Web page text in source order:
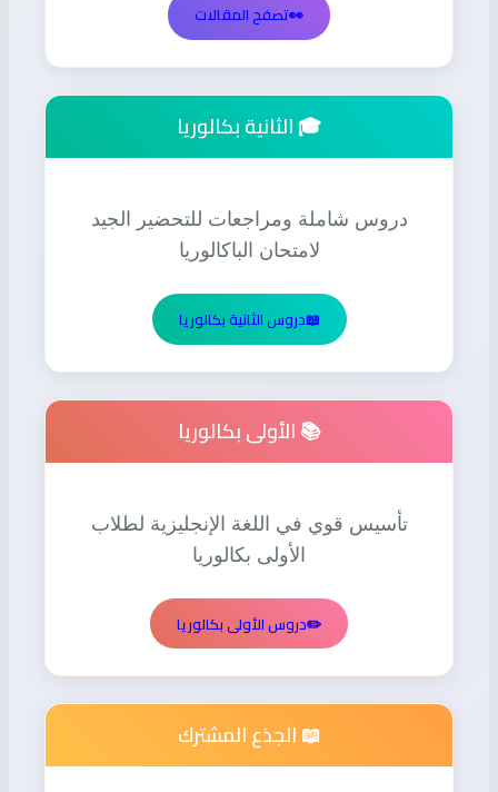
👀تصفح المقالات
🎓 الثانية بكالوريا
دروس شاملة ومراجعات للتحضير الجيد
لامتحان الباكالوريا
📖دروس الثانية بكالوريا
📚 الأولى بكالوريا
تأسيس قوي في اللغة الإنجليزية لطلاب
الأولى بكالوريا
✏️دروس الأولى بكالوريا
📖 الجذع المشترك